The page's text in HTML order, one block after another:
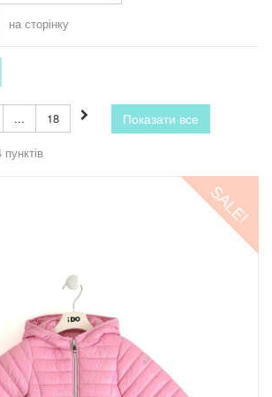
на сторінку
Показати все
... 18
SALE!